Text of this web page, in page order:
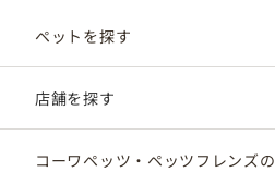
ペットを探す
店舗を探す
コーワペッツ・ペッツフレンズ